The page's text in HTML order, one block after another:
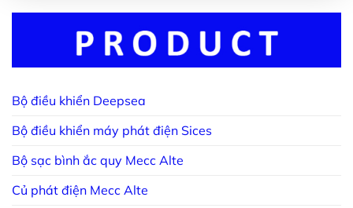
Bộ điều khiển Deepsea
Bộ điều khiển máy phát điện Sices
Bộ sạc bình ắc quy Mecc Alte
Củ phát điện Mecc Alte